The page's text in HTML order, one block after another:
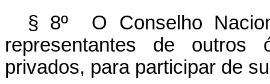
§ 8º O Conselho
representantes de outros
privados, para participar de